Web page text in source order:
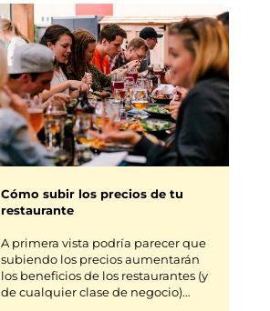
Cómo subir los precios de tu
restaurante
A primera vista podría parecer que
subiendo los precios aumentarán
los beneficios de los restaurantes (y
de cualquier clase de negocio)…